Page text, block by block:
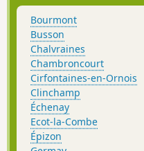
Bourmont
Busson
Chalvraines
Chambroncourt
Cirfontaines-en-Ornois
Clinchamp
Échenay
Ecot-la-Combe
Épizon